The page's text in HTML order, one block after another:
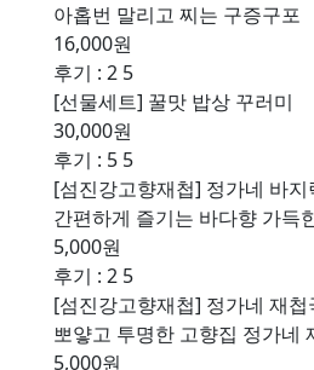
아홉번 말리고 찌는 구증구포
16,000원
후기 : 2 5
[선물세트] 꿀맛 밥상 꾸러미
30,000원
후기 : 5 5
[섬진강고향재첩] 정가네 바
간편하게 즐기는 바다향 가득
5,000원
후기 : 2 5
[섬진강고향재첩] 정가네 재
뽀얗고 투명한 고향집 정가네
5,000원